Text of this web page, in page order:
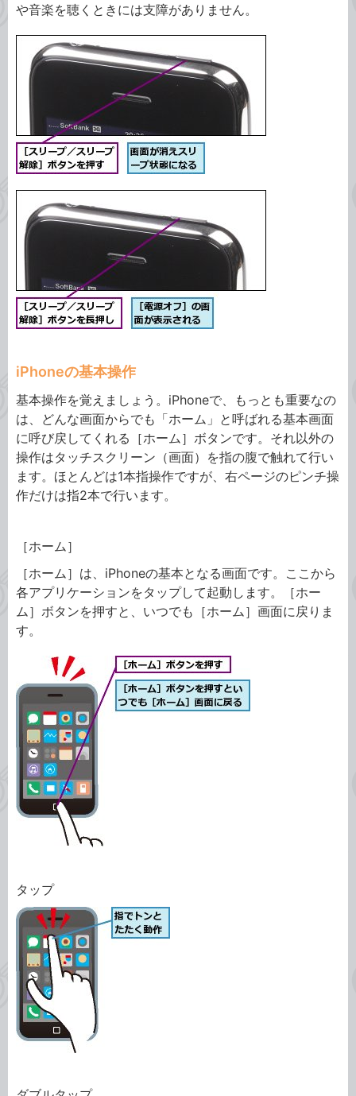
や音楽を聴くときには支障がありません。
iPhoneの基本操作
基本操作を覚えましょう。iPhoneで、もっとも重要なの
は、どんな画面からでも「ホーム」と呼ばれる基本画面
に呼び戻してくれる［ホーム］ボタンです。それ以外の
操作はタッチスクリーン（画面）を指の腹で触れて行い
ます。ほとんどは1本指操作ですが、右ページのピンチ操
作だけは指2本で行います。
［ホーム］
［ホーム］は、iPhoneの基本となる画面です。ここから
各アプリケーションをタップして起動します。［ホー
ム］ボタンを押すと、いつでも［ホーム］画面に戻りま
す。
タップ